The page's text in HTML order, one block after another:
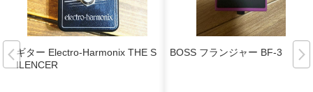
ギター Electro-Harmonix THE S
ILENCER
BOSS フランジャー BF-3